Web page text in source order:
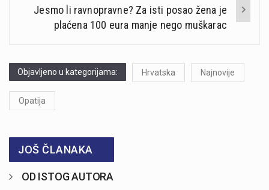
Jesmo li ravnopravne? Za isti posao žena je
plaćena 100 eura manje nego muškarac
Objavljeno u kategorijama: Hrvatska Najnovije
Opatija
JOŠ ČLANAKA
OD ISTOG AUTORA